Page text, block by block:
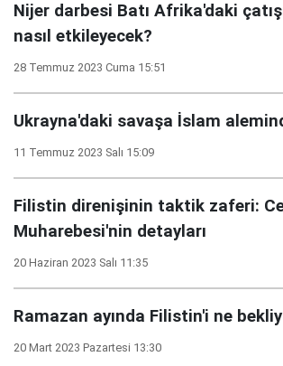
Nijer darbesi Batı Afrika'daki
nasıl etkileyecek?
28 Temmuz 2023 Cuma 15:51
Ukrayna'daki savaşa İslam
11 Temmuz 2023 Salı 15:09
Filistin direnişinin taktik zaferi:
Muharebesi'nin detayları
20 Haziran 2023 Salı 11:35
Ramazan ayında Filistin'i ne
20 Mart 2023 Pazartesi 13:30